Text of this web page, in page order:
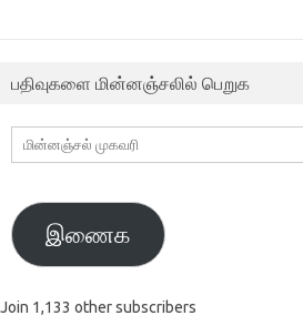
பதிவுகளை மின்னஞ்சலில் பெறுக
மின்னஞ்சல்
முகவரி
இணைக
Join 1,133 other subscribers